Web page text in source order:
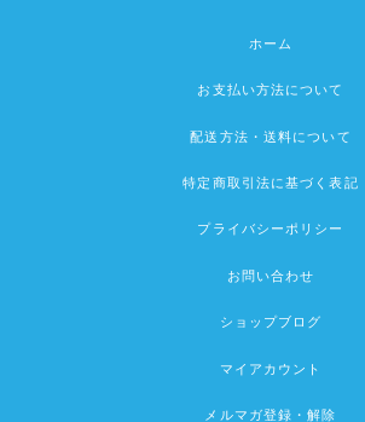
ホーム
お支払い方法について
配送方法・送料について
特定商取引法に基づく表記
プライバシーポリシー
お問い合わせ
ショップブログ
マイアカウント
メルマガ登録・解除